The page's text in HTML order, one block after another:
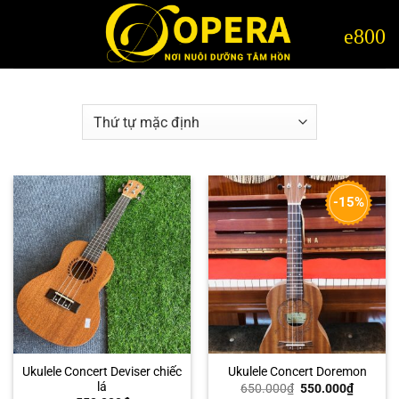
Ukulele Concert Deviser chiếc
lá
-15%
Ukulele Concert Doremon
650.000₫ Giá
550.000₫Giá